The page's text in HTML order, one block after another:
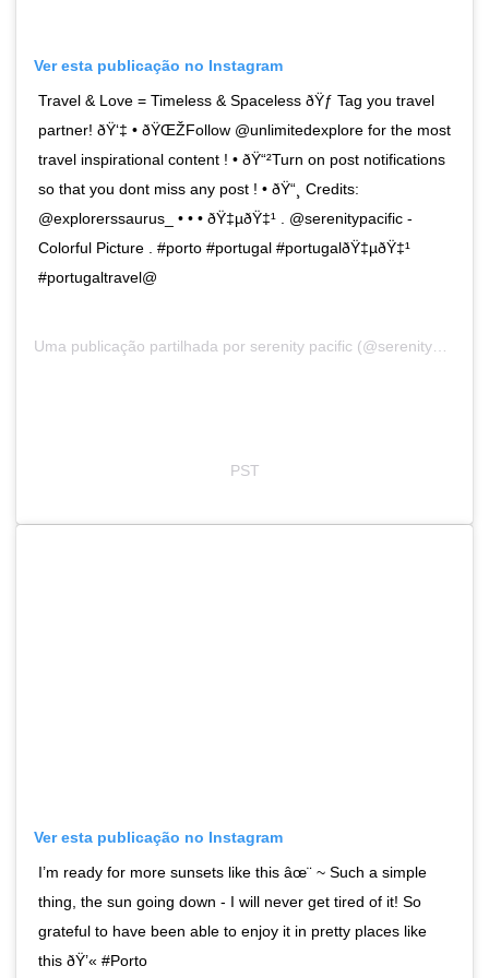
Ver esta publicação no Instagram
Travel & Love = Timeless & Spaceless ðŸƒ Tag you travel
partner! ðŸ‘‡ • ðŸŒŽFollow @unlimitedexplore for the most
travel inspirational content ! • ðŸ“²Turn on post notifications
so that you dont miss any post ! • ðŸ“¸ Credits:
@explorerssaurus_ • • • ðŸ‡µðŸ‡¹ . @serenitypacific -
Colorful Picture . #porto #portugal #portugalðŸ‡µðŸ‡¹
#portugaltravel@
Uma publicação partilhada por serenity pacific (@serenitypacific) a9 de Dez, 2018 às 5:00
PST
Ver esta publicação no Instagram
I’m ready for more sunsets like this âœ¨ ~ Such a simple
thing, the sun going down - I will never get tired of it! So
grateful to have been able to enjoy it in pretty places like
this ðŸ’« #Porto